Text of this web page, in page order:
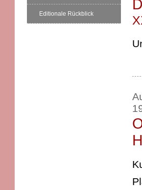
Editionale Rückblick